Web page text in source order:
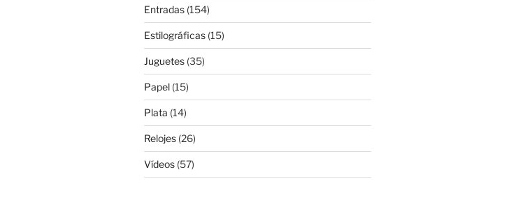
Entradas(154)
Estilográficas(15)
Juguetes(35)
Papel(15)
Plata (14)
Relojes(26)
Vídeos(57)